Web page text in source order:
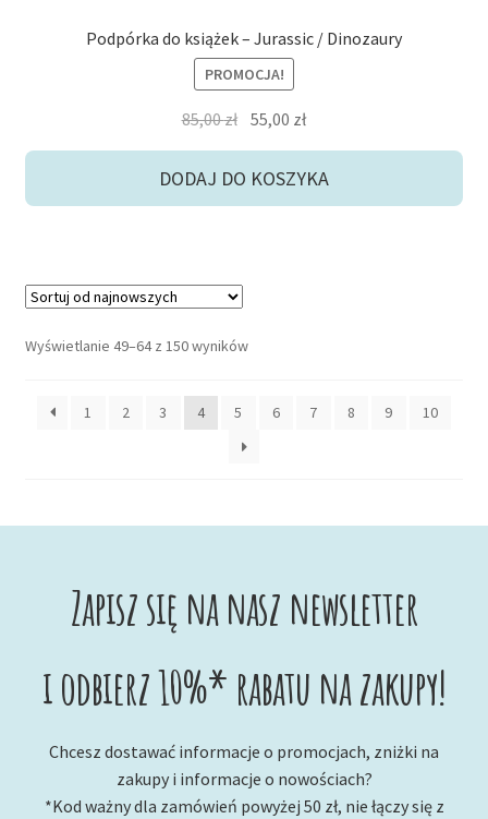
Podpórka do książek – Jurassic / Dinozaury
PROMOCJA!
85,00zł Pierwotna
wynosiła:
55,00 złAktualna
wynosi:
DODAJ DO KOSZYKA
Wyświetlanie 49–64 z 150 wynikówPosortowane
1
2 3 4 5 6 7 8 9 10
Zapisz się na nasz newsletter
i odbierz 10%* rabatu na zakupy!
Chcesz dostawać informacje o promocjach, zniżki na
zakupy i informacje o nowościach?
*Kod ważny dla zamówień powyżej 50 zł, nie łączy się z